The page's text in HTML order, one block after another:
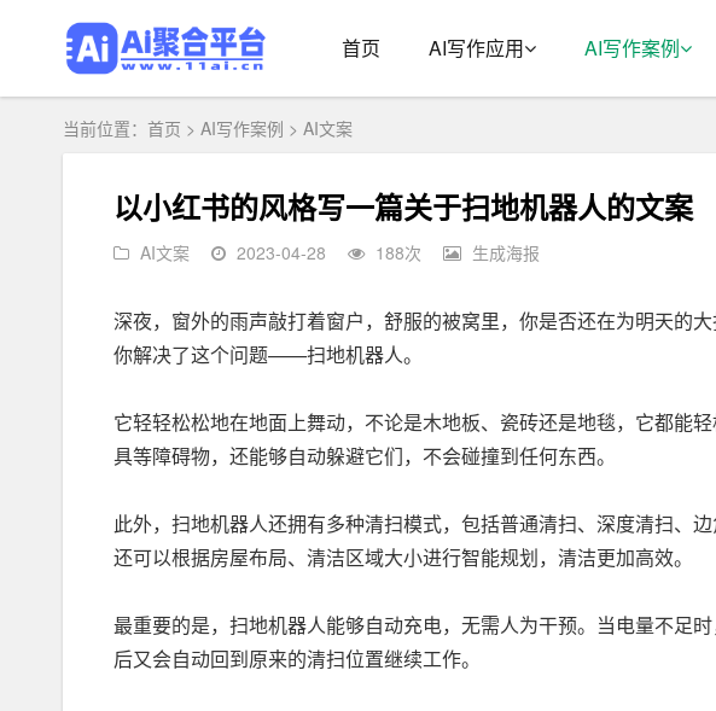
首页 AI写作应用 AI写作案例
当前位置： 首页 > AI写作案例 > AI文案
以小红书的风格写一篇关于扫地机器人的文案
AI文案 2023-04-28 188次 生成海报
深夜，窗外的雨声敲打着窗户，舒服的被窝里，你是否还在为明天的
你解决了这个问题——扫地机器人。
它轻轻松松地在地面上舞动，不论是木地板、瓷砖还是地毯，它都能
具等障碍物，还能够自动躲避它们，不会碰撞到任何东西。
此外，扫地机器人还拥有多种清扫模式，包括普通清扫、深度清扫、
还可以根据房屋布局、清洁区域大小进行智能规划，清洁更加高效。
最重要的是，扫地机器人能够自动充电，无需人为干预。当电量不足
后又会自动回到原来的清扫位置继续工作。